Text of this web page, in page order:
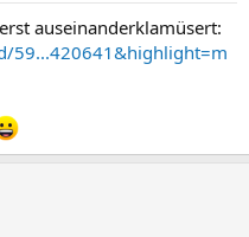
auseinanderklamüsert:
59...420641&highlight=m